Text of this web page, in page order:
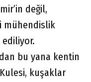
değil,
mühendislik
bu yana kentin
kuşaklar